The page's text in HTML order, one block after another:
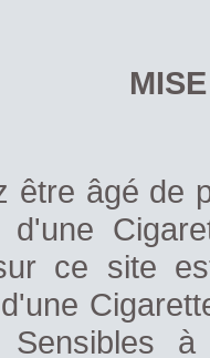
être âgé de
ce site